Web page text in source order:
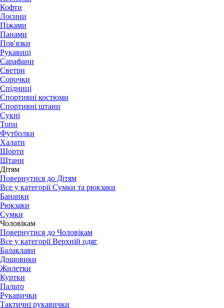
Кофти
Лосини
Піжами
Панами
Пов'язки
Рукавиці
Сарафани
Светри
Сорочки
Спідниці
Спортивні костюми
Спортивні штани
Сукні
Топи
Футболки
Халати
Шорти
Штани
Дітям
Повернутися до Дітям
Все у категорії Сумки та рюкзаки
Бананки
Рюкзаки
Сумки
Чоловікам
Повернутися до Чоловікам
Все у категорії Верхній одяг
Балаклави
Дощовики
Жилетки
Куртки
Пальто
Рукавички
Тактичні рукавички